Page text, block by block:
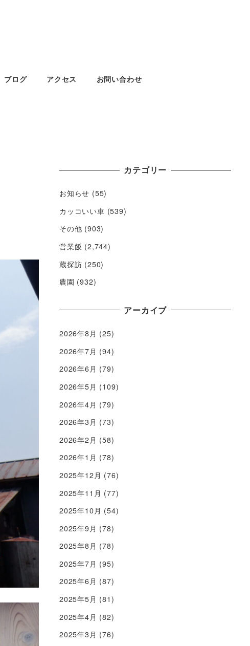
ブログ アクセス お問い合わせ
カテゴリー
お知らせ (55)
カッコいい車 (539)
その他 (903)
営業飯 (2,744)
蔵探訪 (250)
農園 (932)
アーカイブ
2026年8月 (25)
2026年7月 (94)
2026年6月 (79)
2026年5月 (109)
2026年4月 (79)
2026年3月 (73)
2026年2月 (58)
2026年1月 (78)
2025年12月 (76)
2025年11月 (77)
2025年10月 (54)
2025年9月 (78)
2025年8月 (78)
2025年7月 (95)
2025年6月 (87)
2025年5月 (81)
2025年4月 (82)
2025年3月 (76)